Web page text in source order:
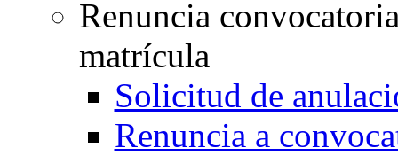
Renuncia
matrícula
Solicitud de
Renuncia a